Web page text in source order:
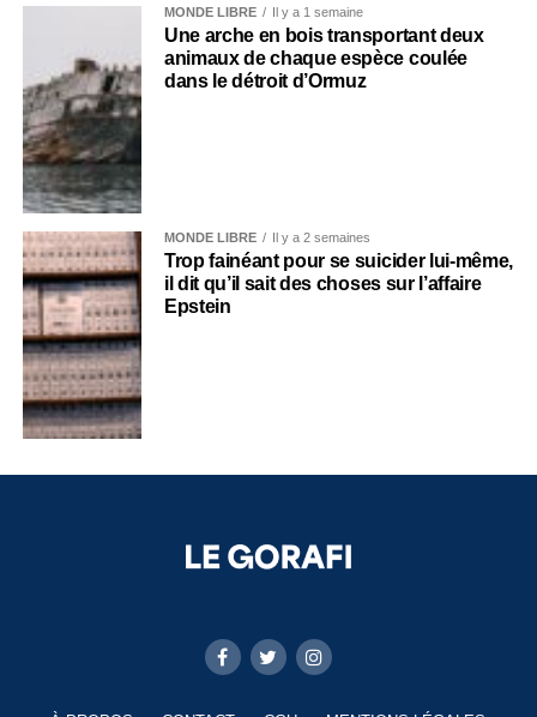
MONDE LIBRE Il y a 1 semaine
Une arche en bois transportant deux
animaux de chaque espèce coulée
dans le détroit d’Ormuz
MONDE LIBRE Il y a 2 semaines
Trop fainéant pour se suicider lui-même,
il dit qu’il sait des choses sur l’affaire
Epstein